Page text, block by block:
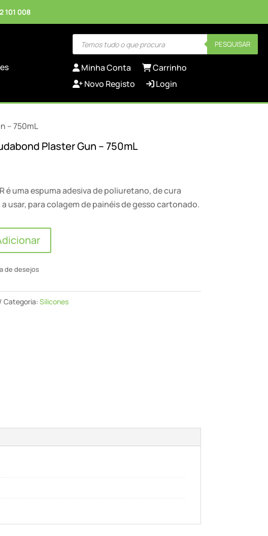
101 008
Products
search PESQUISAR
Minha Conta
Carrinho
Novo Registo
Login
– 750mL
Plaster Gun – 750mL
é uma espuma adesiva de poliuretano, de cura
usar, para colagem de painéis de gesso cartonado.
de desejos
Categoria: Silicones